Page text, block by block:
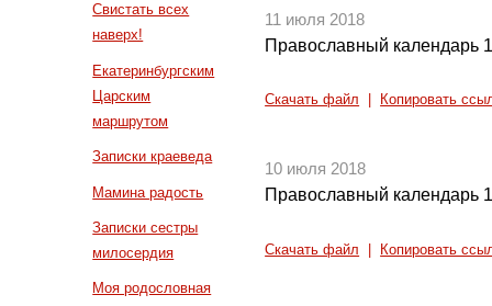
Свистать всех
наверх!
Екатеринбургским
Царским
маршрутом
Записки краеведа
Мамина радость
Записки сестры
милосердия
Моя родословная
11 июля 2018
Православный календарь
Скачать файл Копировать
10 июля 2018
Православный календарь
Скачать файл Копировать